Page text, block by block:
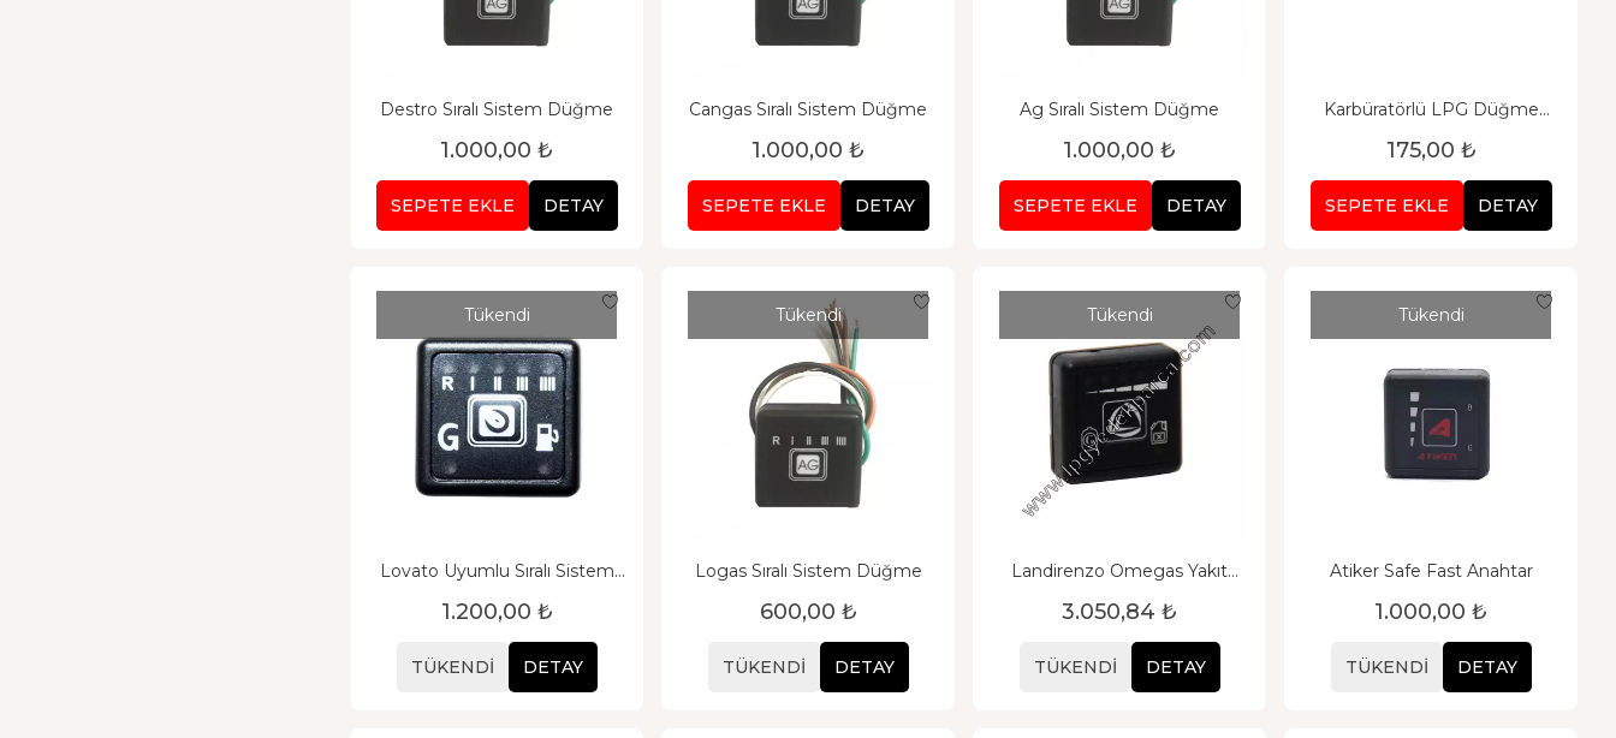
Destro Sıralı Sistem Düğme
1.000,00 ₺
SEPETE EKLE DETAY
Cangas Sıralı Sistem Düğme
1.000,00 ₺
SEPETE EKLE DETAY
Ag Sıralı Sistem Düğme
1.000,00 ₺
SEPETE EKLE DETAY
Karbüratörlü LPG Düğme
175,00 ₺
SEPETE EKLE DETAY
Tükendi
Lovato Uyumlu Sıralı Sistem
1.200,00 ₺
TÜKENDI DETAY
Tükendi
Logas Sıralı Sistem Düğme
600,00 ₺
TÜKENDI DETAY
Tükendi
Landirenzo Omegas Yakıt
3.050,84 ₺
TÜKENDI DETAY
Tükendi
Atiker Safe Fast Anahtar
1.000,00 ₺
TÜKENDI DETAY